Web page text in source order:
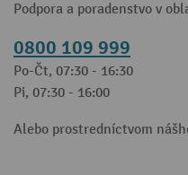
Podpora a poradenstvo v
0800 109 999
Po-Čt, 07:30 - 16:30
Pi, 07:30 - 16:00
Alebo prostredníctvom